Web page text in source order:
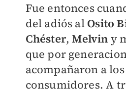
Fue entonces
del adiós al Osito
Chéster,Melvin y
que por
acompañaron a los
consumidores. A